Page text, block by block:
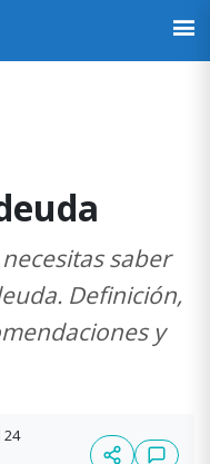
saber
Definición,
y
24